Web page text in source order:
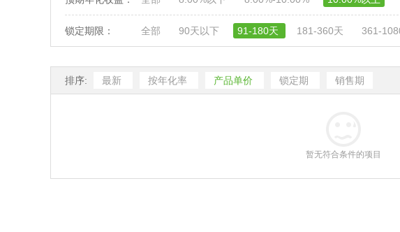
锁定期限： 全部 90天以下 91-180天 181-360天 361-
排序: 最新 按年化率 产品单价 锁定期 销售期
暂无符合条件的项目